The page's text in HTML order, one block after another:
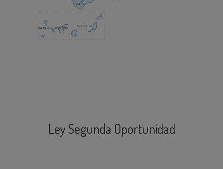
Cádiz
Las Palmas
Santa Cruz de Tenerife
Ley Segunda Oportunidad